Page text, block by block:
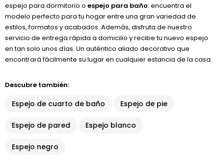
espejo para dormitorio o espejo para baño: encuentra el
modelo perfecto para tu hogar entre una gran variedad de
estilos, formatos y acabados. Además, disfruta de nuestro
servicio de entrega rápida a domicilio y recibe tu nuevo espejo
en tan solo unos días. Un auténtico aliado decorativo que
encontrará fácilmente su lugar en cualquier estancia de la casa.
Descubre también:
Espejo de cuarto de baño Espejo de pie
Espejo de pared Espejo blanco
Espejo negro